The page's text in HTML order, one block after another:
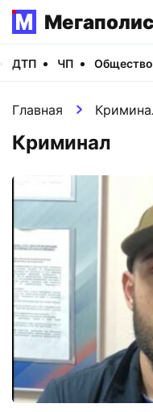
Мегаполис
ДТП ЧП Общество
Главная
Криминал